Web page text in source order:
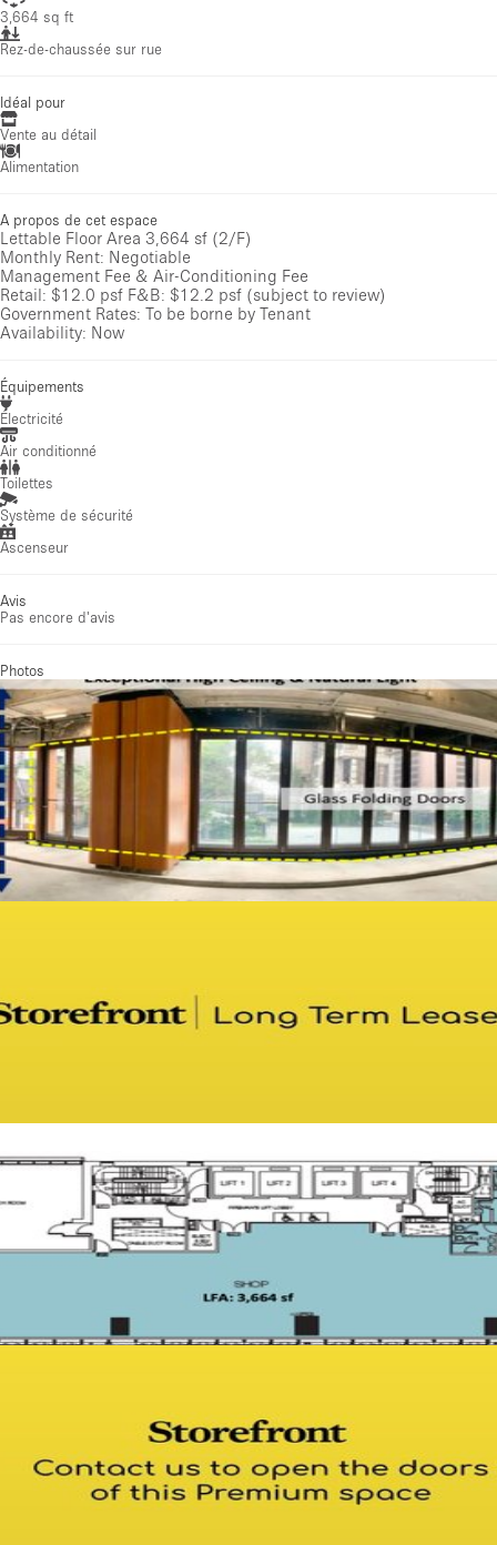
3,664 sq ft
Rez-de-chaussée sur rue
Idéal pour
Vente au détail
Alimentation
A propos de cet espace
Lettable Floor Area 3,664 sf (2/F)
Monthly Rent: Negotiable
Management Fee & Air-Conditioning Fee
Retail: $12.0 psf F&B: $12.2 psf (subject to review)
Government Rates: To be borne by Tenant
Availability: Now
Équipements
Électricité
Air conditionné
Toilettes
Système de sécurité
Ascenseur
Avis
Pas encore d'avis
Photos